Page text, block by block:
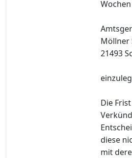
Möllner
21493
Die
diese
mit